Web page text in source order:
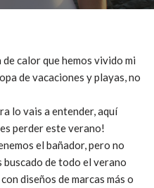
calor que hemos vivido mi
de vacaciones y playas, no
lo vais a entender, aquí
perder este verano!
el bañador, pero no
buscado de todo el verano
diseños de marcas más o